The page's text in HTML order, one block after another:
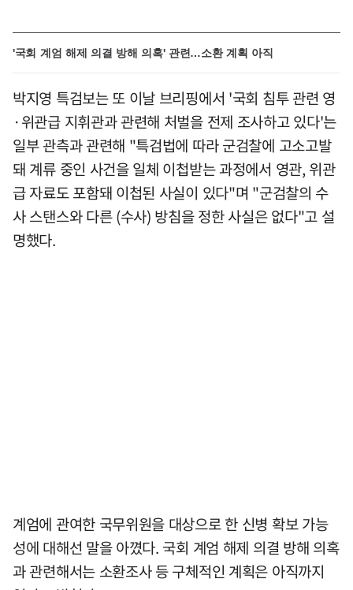
'국회 계엄 해제 의결 방해 의혹' 관련…소환 계획 아직
박지영 특검보는 또 이날 브리핑에서 '국회 침투 관련 영
·위관급 지휘관과 관련해 처벌을 전제 조사하고 있다'는
일부 관측과 관련해 "특검법에 따라 군검찰에 고소고발
돼 계류 중인 사건을 일체 이첩받는 과정에서 영관, 위관
급 자료도 포함돼 이첩된 사실이 있다"며 "군검찰의 수
사 스탠스와 다른 (수사) 방침을 정한 사실은 없다"고 설
명했다.
계엄에 관여한 국무위원을 대상으로 한 신병 확보 가능
성에 대해선 말을 아꼈다. 국회 계엄 해제 의결 방해 의혹
과 관련해서는 소환조사 등 구체적인 계획은 아직까지